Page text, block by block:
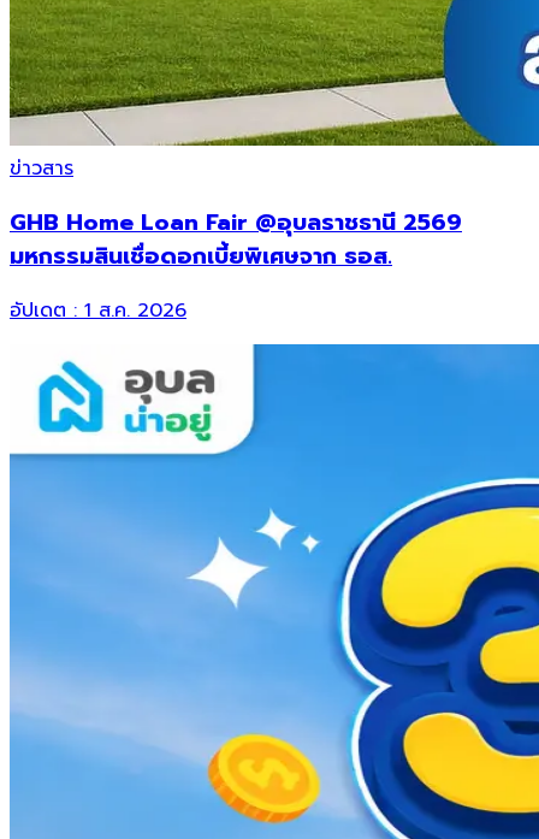
ข่าวสาร
GHB Home Loan Fair @อุบลราชธานี 2569
มหกรรมสินเชื่อดอกเบี้ยพิเศษจาก ธอส.
อัปเดต : 1 ส.ค. 2026